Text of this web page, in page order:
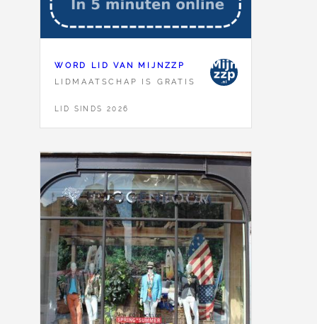
WORD LID VAN MIJNZZP
LIDMAATSCHAP IS GRATIS
LID SINDS 2026